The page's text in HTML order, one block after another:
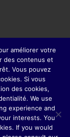
sens
mesure
fêtes de
cousins et
améliorer votre
des contenus et
Vous pouvez
Si vous
des cookies,
We use
experience and
interests. You
If you would